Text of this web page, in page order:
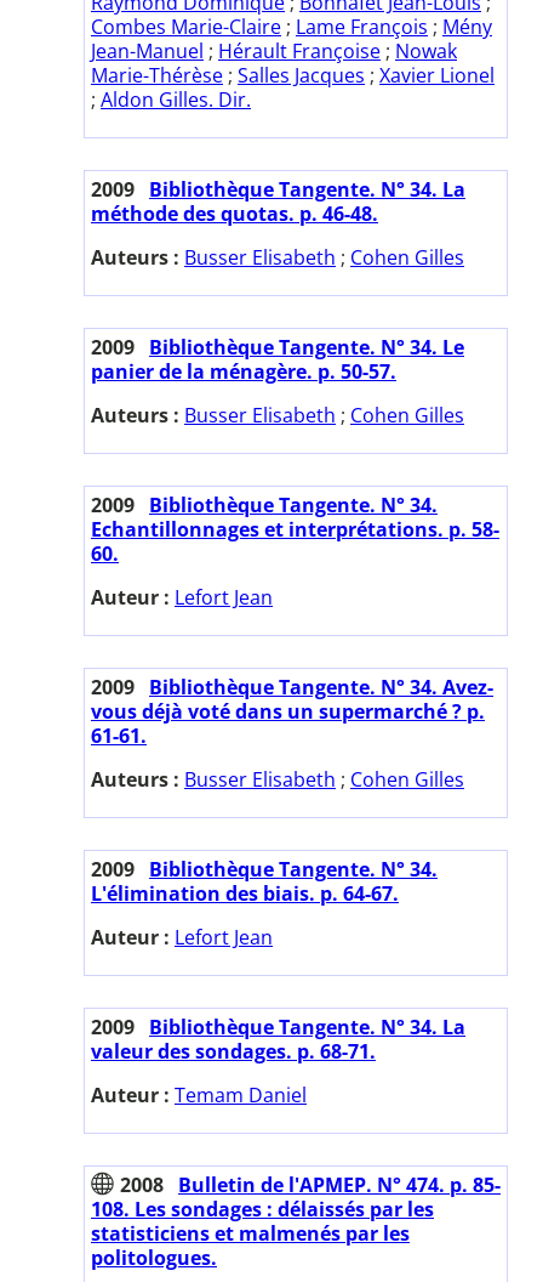
Combes Marie-Claire ; Lame François ; Mény
Jean-Manuel ; Hérault Françoise ; Nowak
Marie-Thérèse ; Salles Jacques ; Xavier Lionel
; Aldon Gilles. Dir.
2009 Bibliothèque Tangente. N° 34. La
méthode des quotas. p. 46-48.
Auteurs : Busser Elisabeth ; Cohen Gilles
2009 Bibliothèque Tangente. N° 34. Le
panier de la ménagère. p. 50-57.
Auteurs : Busser Elisabeth ; Cohen Gilles
2009 Bibliothèque Tangente. N° 34.
Echantillonnages et interprétations. p. 58-
60.
Auteur : Lefort Jean
2009 Bibliothèque Tangente. N° 34. Avez-
vous déjà voté dans un supermarché ? p.
61-61.
Auteurs : Busser Elisabeth ; Cohen Gilles
2009 Bibliothèque Tangente. N° 34.
L'élimination des biais. p. 64-67.
Auteur : Lefort Jean
2009 Bibliothèque Tangente. N° 34. La
valeur des sondages. p. 68-71.
Auteur : Temam Daniel
2008 Bulletin de l'APMEP. N° 474. p. 85-
108. Les sondages : délaissés par les
statisticiens et malmenés par les
politologues.